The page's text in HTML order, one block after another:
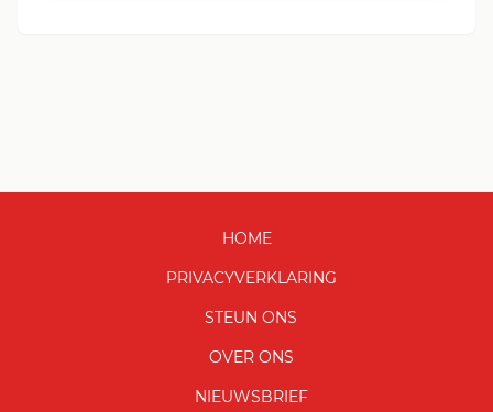
HOME
PRIVACYVERKLARING
STEUN ONS
OVER ONS
NIEUWSBRIEF